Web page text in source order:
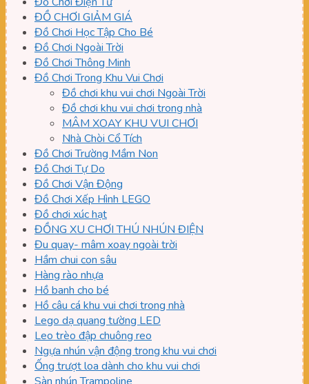
ĐỒ CHƠI GIẢM GIÁ
Đồ Chơi Học Tập Cho Bé
Đồ Chơi Ngoài Trời
Đồ Chơi Thông Minh
Đồ Chơi Trong Khu Vui Chơi
Đồ chơi khu vui chơi Ngoài Trời
Đồ chơi khu vui chơi trong nhà
MÂM XOAY KHU VUI CHƠI
Nhà Chòi Cổ Tích
Đồ Chơi Trường Mầm Non
Đồ Chơi Tự Do
Đồ Chơi Vận Động
Đồ Chơi Xếp Hình LEGO
Đồ chơi xúc hạt
ĐỒNG XU CHƠI THÚ NHÚN ĐIỆN
Đu quay- mâm xoay ngoài trời
Hầm chui con sâu
Hàng rào nhựa
Hồ banh cho bé
Hồ câu cá khu vui chơi trong nhà
Lego dạ quang tường LED
Leo trèo đập chuông reo
Ngựa nhún vận động trong khu vui chơi
Ống trượt loa dành cho khu vui chơi